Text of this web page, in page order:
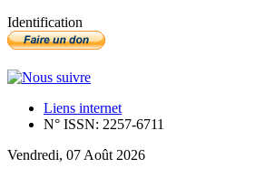
Identification
Liens internet
N° ISSN: 2257-6711
Vendredi, 07 Août 2026